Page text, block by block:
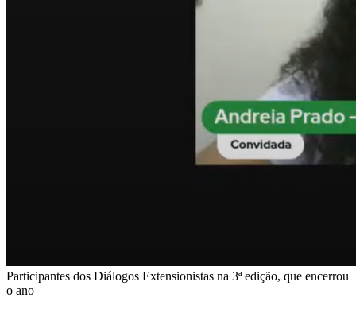
Participantes dos Diálogos Extensionistas na 3ª edição, que encerrou
o ano